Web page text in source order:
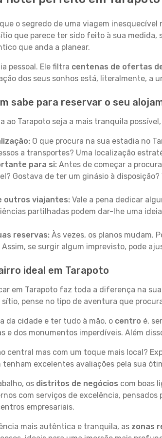
o segredo de uma viagem
que parece ter sido feito à sua
que anda a planear.
pessoal. Ele filtra centenas de ofertas
dos seus sonhos está, literalmente, a
sabe para reservar o seu
ao Tarapoto seja a mais tranquila
O que procura na sua estadia no
a transportes? Uma localização
para si: Antes de começar a
Gostava de ter um ginásio à
outros viajantes: Vale a pena dedicar
partilhadas podem dar-lhe uma
reservas: Às vezes, os planos mudam.
se surgir algum imprevisto, pode
ideal em Tarapoto
em Tarapoto faz toda a diferença na
sítio, pense no tipo de aventura que
da cidade e ter tudo à mão, o centro é,
e dos monumentos imperdíveis. Além
central mas com um toque mais local?
excelentes avaliações pela sua
os distritos de negócios com boas
com serviços de excelência,
empresariais.
mais autêntica e tranquila, as zonas